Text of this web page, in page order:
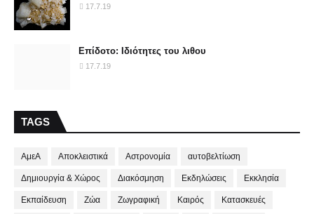
17.7.19
Επίδοτο: Ιδιότητες του λιθου
17.7.19
TAGS
ΑμεΑ Αποκλειστικά Αστρονομία αυτοβελτίωση
Δημιουργία & Χώρος Διακόσμηση Εκδηλώσεις Εκκλησία
Εκπαίδευση Ζώα Ζωγραφική Καιρός Κατασκευές